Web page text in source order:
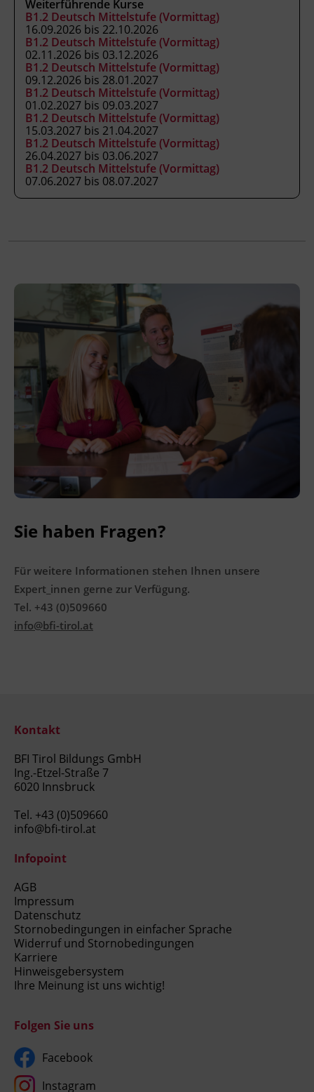
Veranstaltungsort
BFI Tirol Bildungszentrum
Ing.-Etzel-Straße 7
6020 Innsbruck
Förderhinweis
Das Land Tirol fördert bis zu maximal 30 %
der Kurskosten. Nähere Informationen finden
Sie unterwww.mein-update.at
Terminübersicht
Weiterführende Kurse
B1.2 Deutsch Mittelstufe (Vormittag)
16.09.2026 bis 22.10.2026
B1.2 Deutsch Mittelstufe (Vormittag)
02.11.2026 bis 03.12.2026
B1.2 Deutsch Mittelstufe (Vormittag)
09.12.2026 bis 28.01.2027
B1.2 Deutsch Mittelstufe (Vormittag)
01.02.2027 bis 09.03.2027
B1.2 Deutsch Mittelstufe (Vormittag)
15.03.2027 bis 21.04.2027
B1.2 Deutsch Mittelstufe (Vormittag)
26.04.2027 bis 03.06.2027
B1.2 Deutsch Mittelstufe (Vormittag)
07.06.2027 bis 08.07.2027
Sie haben Fragen?
Für weitere Informationen stehen Ihnen unsere
Expert_innen gerne zur Verfügung.
Tel. +43 (0)509660
info@bfi-tirol.at
Kontakt
BFI Tirol Bildungs GmbH
Ing.-Etzel-Straße 7
6020 Innsbruck
Tel. +43 (0)509660
info@bfi-tirol.at
Infopoint
AGB
Impressum
Datenschutz
Stornobedingungen in einfacher Sprache
Widerruf und Stornobedingungen
Karriere
Hinweisgebersystem
Ihre Meinung ist uns wichtig!
Folgen Sie uns
Facebook
Instagram